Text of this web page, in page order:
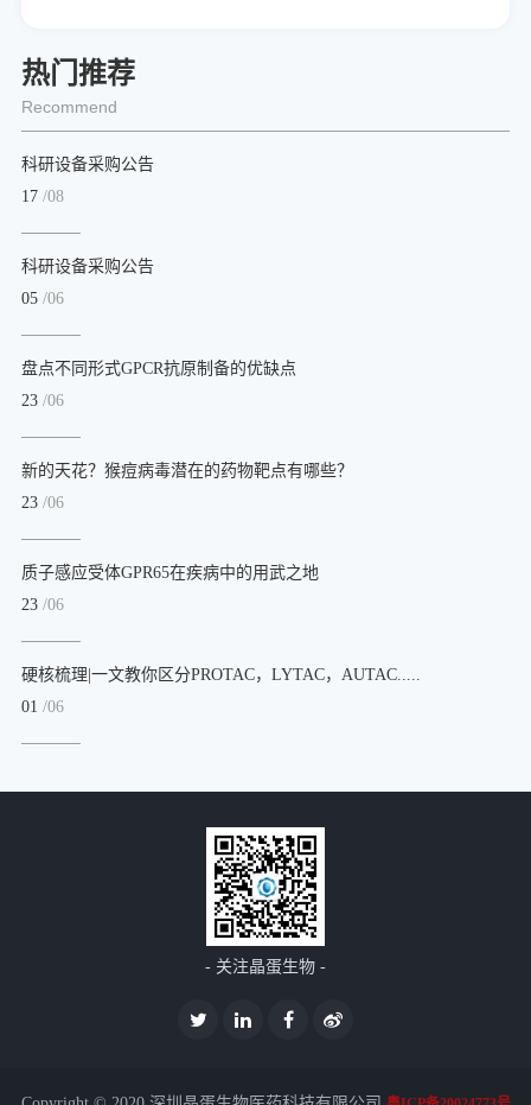
热门推荐
Recommend
科研设备采购公告
17 /08
科研设备采购公告
05 /06
盘点不同形式GPCR抗原制备的优缺点
23 /06
新的天花？猴痘病毒潜在的药物靶点有哪些？
23 /06
质子感应受体GPR65在疾病中的用武之地
23 /06
硬核梳理|一文教你区分PROTAC，LYTAC，AUTAC.....
01 /06
- 关注晶蛋生物 -